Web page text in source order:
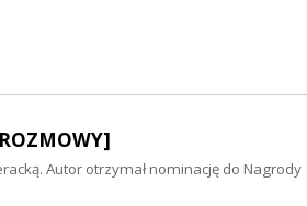
Autor otrzymał nominację do Nagrody